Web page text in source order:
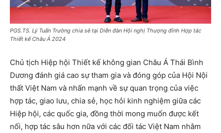
PGS.TS. Lý Tuấn Trường chia sẻ tại Diễn đàn Hội nghị Thượng đỉnh Hợp tác
Thiết kế Châu Á 2024
Chủ tịch Hiệp hội Thiết kế không gian Châu Á Thái Bình
Dương đánh giá cao sự tham gia và đóng góp của Hội Nội
thất Việt Nam và nhấn mạnh về sự quan trọng của việc
hợp tác, giao lưu, chia sẻ, học hỏi kinh nghiệm giữa các
Hiệp hội, các quốc gia, đồng thời mong muốn được kết
nối, hợp tác sâu hơn nữa với các đối tác Việt Nam nhằm